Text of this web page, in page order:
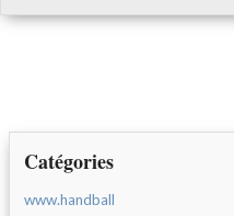
Catégories
www.handball